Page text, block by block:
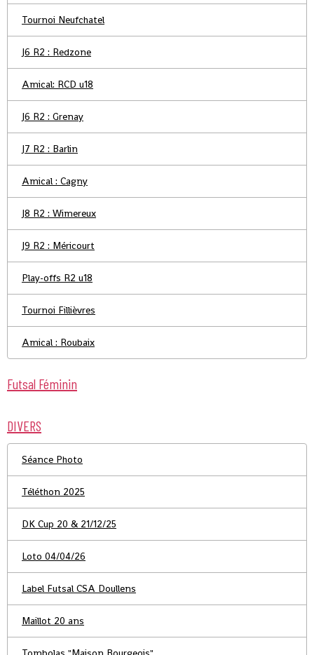
Tournoi Neufchatel
J6 R2 : Redzone
Amical: RCD u18
J6 R2 : Grenay
J7 R2 : Barlin
Amical : Cagny
J8 R2 : Wimereux
J9 R2 : Méricourt
Play-offs R2 u18
Tournoi Fillièvres
Amical : Roubaix
Futsal Féminin
DIVERS
Séance Photo
Téléthon 2025
DK Cup 20 & 21/12/25
Loto 04/04/26
Label Futsal CSA Doullens
Maillot 20 ans